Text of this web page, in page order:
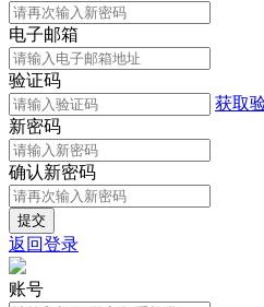
电子邮箱
验证码
获取
新密码
确认新密码
返回登录
账号